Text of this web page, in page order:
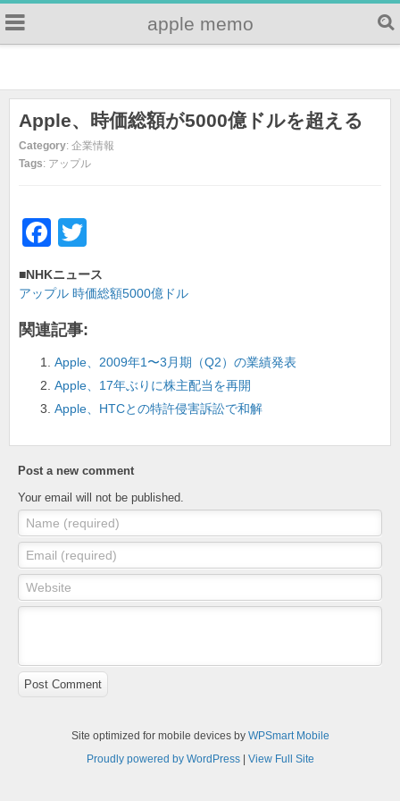
apple memo
Apple、時価総額が5000億ドルを超える
Category: 企業情報
Tags: アップル
F
c
e
b
o
o
tt
er
■NHKニュース
アップル 時価総額5000億ドル
関連記事:
Apple、2009年1〜3月期（Q2）の業績発表
Apple、17年ぶりに株主配当を再開
Apple、HTCとの特許侵害訴訟で和解
Post a new comment
Your email will not be published.
Name (required)
Email (required)
Website
Post Comment
Site optimized for mobile devices by WPSmart Mobile
Proudly powered by WordPress| View Full Site